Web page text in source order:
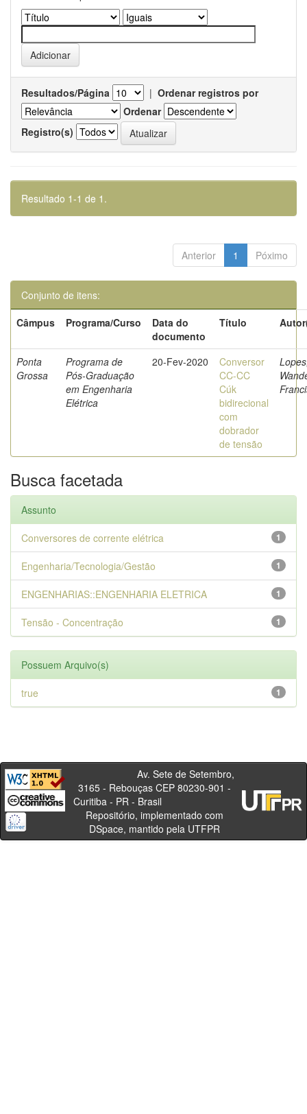
Resultados/Página | Ordenar registros por
Ordenar
Registro(s)
Resultado 1-1 de 1.
Anterior 1 Póximo
Conjunto de itens:
Câmpus
Programa/Curso
Data do
documento
Título
Ponta
Grossa
Programa de
Pós-Graduação
em Engenharia
Elétrica
20-Fev-2020
Conversor
CC-CC
Cúk
bidirecional
com
dobrador
de tensão
Busca facetada
Assunto
1
Conversores de corrente elétrica
1
Engenharia/Tecnologia/Gestão
1
ENGENHARIAS::ENGENHARIA ELETRICA
1
Tensão - Concentração
Possuem Arquivo(s)
1
true
Av. Sete de Setembro,
3165 - Rebouças CEP 80230-901 -
Curitiba - PR - Brasil
Repositório, implementado com
DSpace, mantido pela UTFPR